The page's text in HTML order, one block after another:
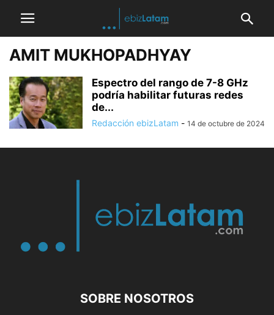
AMIT MUKHOPADHYAY
Espectro del rango de 7-8 GHz
podría habilitar futuras redes
de...
Redacción ebizLatam - 14 de octubre de 2024
SOBRE NOSOTROS